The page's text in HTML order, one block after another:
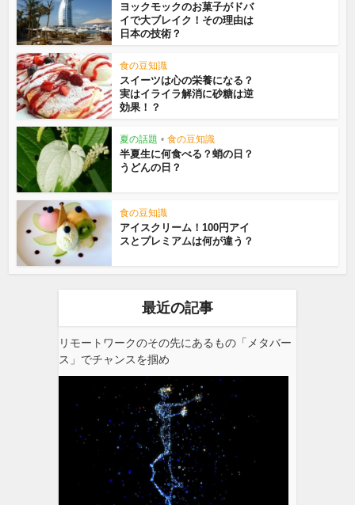
ヨックモックのお菓子がドバ
イで大ブレイク！その理由は
日本の技術？
食の豆知識
スイーツは心の栄養になる？
実はイライラ解消に砂糖は逆
効果！？
夏の話題 • 食の豆知識
半夏生に何食べる？蛸の日？
うどんの日？
食の豆知識
アイスクリーム！100円アイ
スとプレミアムは何が違う？
最近の記事
リモートワークのその先にあるもの「メタバー
ス」でチャンスを掴め